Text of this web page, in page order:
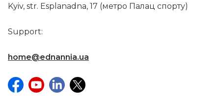
Kyiv, str. Esplanadna, 17 (метро Палац спорту)
Support:
home@ednannia.ua